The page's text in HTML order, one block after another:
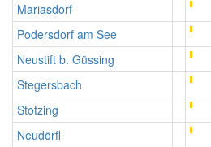
Mariasdorf
Podersdorf am See
Neustift b. Güssing
Stegersbach
Stotzing
Neudörfl